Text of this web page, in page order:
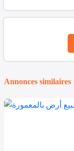
Annonces similaires